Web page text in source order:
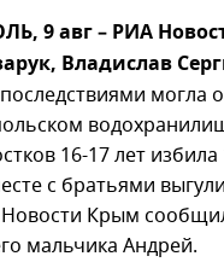
9 авг – РИА
Владислав
могла
16-17 лет избила
с братьями
Крым
мальчика Андрей.